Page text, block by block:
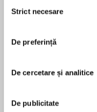
consimțământului
Strict necesare
De preferință
De cercetare și analitice
De publicitate
neighbor.
Meeting
to life.
Isabel Delvaux
foremost political
terrorist attack
She barely survived
MAI MULT
pentru această
Lisa Marie Rice
Lisa Marie Rice is a